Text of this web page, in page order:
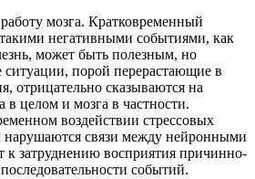
мозга. Кратковременный
негативными событиями, как
может быть полезным, но
ситуации, порой перерастающие в
отрицательно сказываются на
в целом и мозга в частности.
воздействии стрессовых
нарушаются связи между нейронными
к затруднению восприятия причинно-
событий.